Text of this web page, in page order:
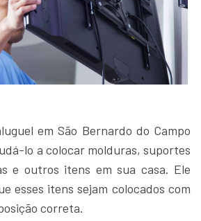
em São Bernardo do Campo
lo a colocar molduras, suportes
e outros itens em sua casa. Ele
esses itens sejam colocados com
correta.